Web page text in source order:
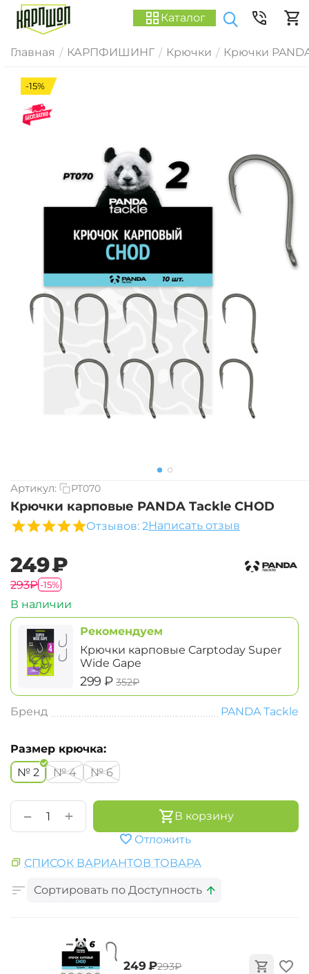
Каталог
Главная / КАРПФИШИНГ / Крючки / Крючки
-15%
Артикул: PT070
Крючки карповые PANDA Tackle CHOD
Отзывов: 2Написать отзыв
‍249‍₽
‍293‍₽-15%
В наличии
Рекомендуем
Крючки карповые Carptoday Super
Wide Gape
‍299‍ ₽ ‍352‍₽
Бренд PANDA Tackle
Размер крючка:
№ 2
№ 4 № 6
+
−
В корзину
Отложить
СПИСОК ВАРИАНТОВ ТОВАРА
Сортировать по Доступность
‍249‍ ₽‍293‍₽